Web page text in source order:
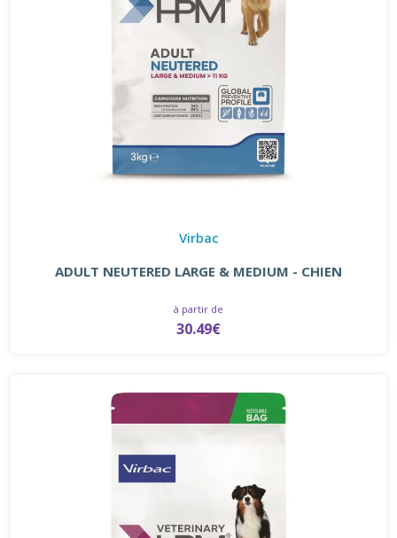
Virbac
ADULT NEUTERED LARGE & MEDIUM - CHIEN
à partir de
30.49€